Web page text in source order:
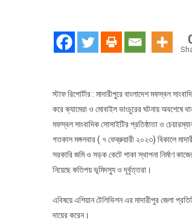
স্টাফ রিপোর্টার : মাদারীপুরে বাংলাদেশ মফস্বল
করে ক্যামেরা ও মোবাইল ভাংচুরের ঘটনায় অবশেষে
মফস্বল সাংবাদিক সোসাইটির প্রতিষ্ঠাতা ও
গতকাল মঙ্গলবার ( ৭ ফেব্রুয়ারী ২০২৩) বিকালে
সরকারি জমি ও সড়ক কেটে পাকা স্থাপনা নির্মাণ
নিয়েছে কতিপয় ভূমিদস্যু ও দূর্বৃত্তরা।
এবিষয়ে এশিয়ান টেলিভিশন এর মাদারীপুর জেলা
দায়ের করেন।